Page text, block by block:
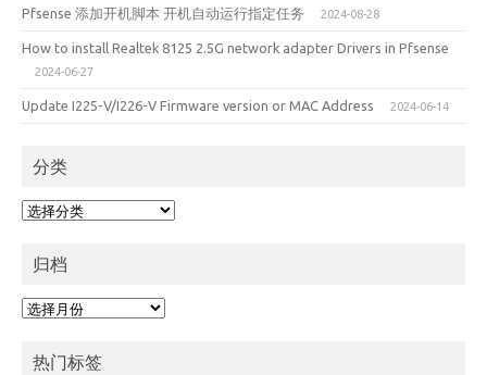
Pfsense 添加开机脚本 开机自动运行指定任务 2024-08-28
How to install Realtek 8125 2.5G network adapter Drivers in Pfsense
2024-06-27
Update I225-V/I226-V Firmware version or MAC Address 2024-06-14
分类
分
归档
归
热门标签